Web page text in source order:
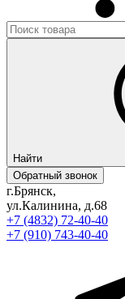
Найти
Обратный звонок
г.Брянск,
ул.Калинина, д.68
+7 (4832) 72-40-40
+7 (910) 743-40-40